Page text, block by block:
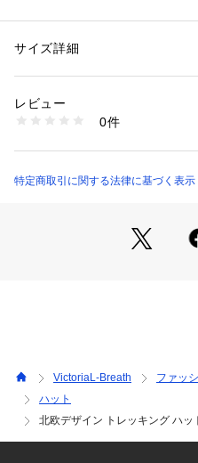
※弊社独自の採寸・計量方法に
なる場合がございます。
※ブラウザやお使いのモニタ
予告なく変更することがあり
dy's Ladys レディース れでぃ
ハイキング ぼうし 日よけ 紫
性別：レディース
商品番号：
10849358601 （ショップ）
サイズ詳細
レビュー
0件
特定商取引に関する法律に基づく表
VictoriaL-Breath ファッ
ハット
北欧デザイン トレッキング ハ